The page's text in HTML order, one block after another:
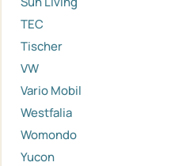
TEC
Tischer
VW
Vario Mobil
Westfalia
Womondo
Yucon